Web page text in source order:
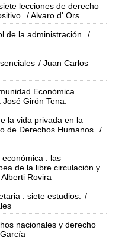
lecciones de derecho
/ Alvaro d' Ors
de la administración.
/
/ Juan Carlos
Económica
Girón Tena.
la vida privada en la
de Derechos Humanos.
/
: las
de la libre circulación y
Rovira
: siete estudios.
/
nacionales y derecho